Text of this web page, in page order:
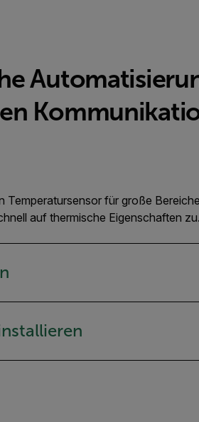
Temperatursensor für große
auf thermische Eigenschaften zu.